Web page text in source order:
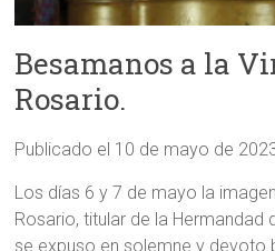
Besamanos a la
Rosario.
Publicado el 10 de mayo de
Los días 6 y 7 de mayo la
Rosario, titular de la Hermandad
se expuso en solemne y devoto